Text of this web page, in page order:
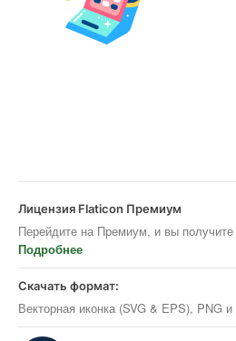
Лицензия Flaticon Премиум
Перейдите на Премиум, и вы
Подробнее
Скачать формат:
Векторная иконка (SVG & EPS), PNG